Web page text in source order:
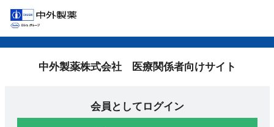
中外製薬株式会社 医療関係者向けサイト
会員としてログイン